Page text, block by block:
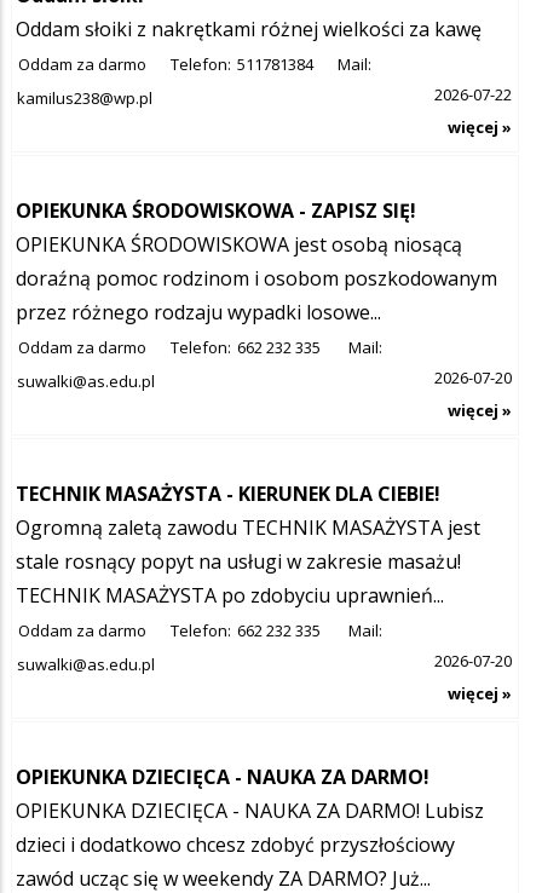
Oddam słoiki z nakrętkami różnej wielkości za kawę
Oddam za darmo Telefon: 511781384
Mail:
kamilus238@wp.pl
2026-07-22
więcej »
OPIEKUNKA ŚRODOWISKOWA - ZAPISZ SIĘ!
OPIEKUNKA ŚRODOWISKOWA jest osobą niosącą
doraźną pomoc rodzinom i osobom poszkodowanym
przez różnego rodzaju wypadki losowe...
Oddam za darmo Telefon: 662 232 335
Mail:
suwalki@as.edu.pl
2026-07-20
więcej »
TECHNIK MASAŻYSTA - KIERUNEK DLA CIEBIE!
Ogromną zaletą zawodu TECHNIK MASAŻYSTA jest
stale rosnący popyt na usługi w zakresie masażu!
TECHNIK MASAŻYSTA po zdobyciu uprawnień...
Oddam za darmo Telefon: 662 232 335
Mail:
suwalki@as.edu.pl
2026-07-20
więcej »
OPIEKUNKA DZIECIĘCA - NAUKA ZA DARMO!
OPIEKUNKA DZIECIĘCA - NAUKA ZA DARMO! Lubisz
dzieci i dodatkowo chcesz zdobyć przyszłościowy
zawód ucząc się w weekendy ZA DARMO? Już...